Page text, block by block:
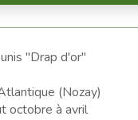
"Drap d'or"
(Nozay)
octobre à avril